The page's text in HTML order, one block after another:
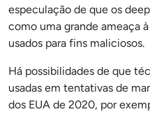
especulação de que os
como uma grande ameaça
usados para fins maliciosos.
Há possibilidades de que
usadas em tentativas de
dos EUA de 2020, por